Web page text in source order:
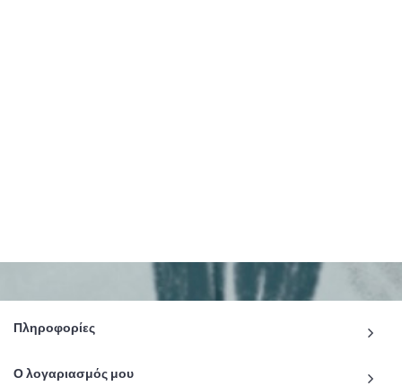
Πληροφορίες
Ο λογαριασμός μου